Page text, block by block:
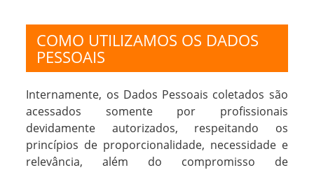
COMO UTILIZAMOS OS DADOS
PESSOAIS
Internamente, os Dados Pessoais coletados são
acessados somente por profissionais
devidamente autorizados, respeitando os
princípios de proporcionalidade, necessidade e
relevância, além do compromisso de